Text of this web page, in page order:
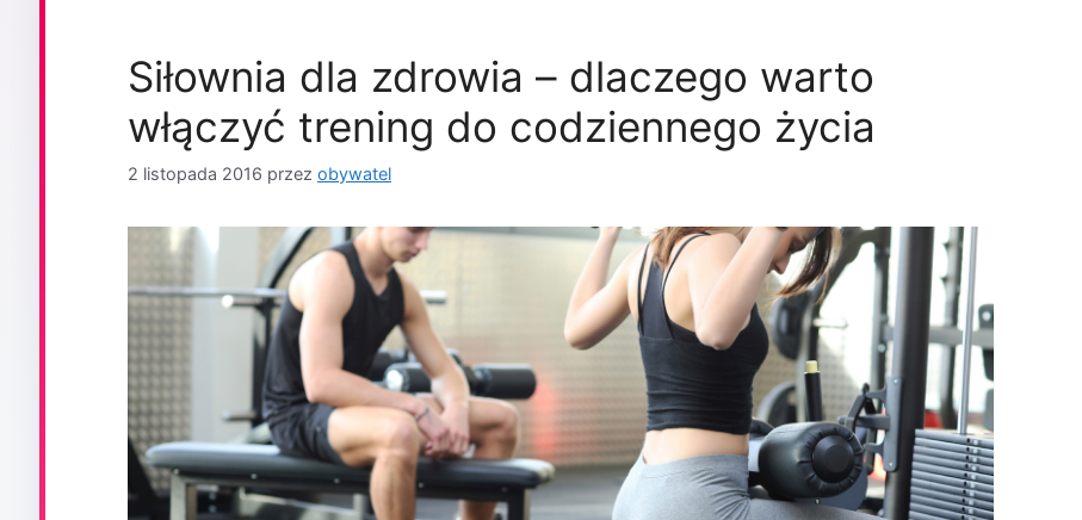
Siłownia dla zdrowia – dlaczego warto
włączyć trening do codziennego życia
2 listopada 2016 przez obywatel